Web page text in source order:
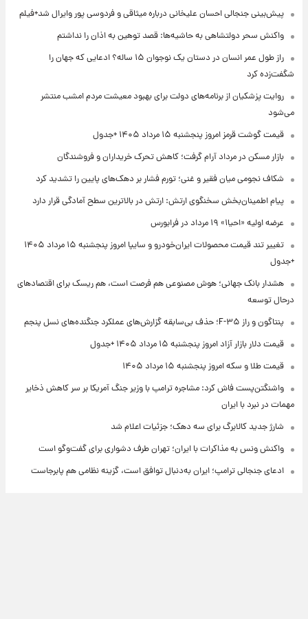
پیش‌بینی جنجالی احسان علیخانی درباره میثاقی و فردوسی پور وایرال شد+فیلم
واکنش سحر دولتشاهی به حاشیه‌ها: قصد توهین به اذان را نداشتم
راز طول عمر انسان در دستان یک نوجوان ۱۵ ساله؟ ادعایی که جهان را
شگفت‌زده کرد
روایت پزشکیان از برنامه‌های دولت برای بهبود معیشت مردم امشب منتشر
می‌شود
قیمت گوشت قرمز امروز پنجشنبه ۱۵ مرداد ۱۴۰۵ +جدول
بازار مسکن در مرداد آرام گرفت؛ کاهش تحرک خریداران و فروشندگان
شکاف نجومی میان فقیر و غنی؛ تورم فشار بر دهک‌های پایین را تشدید کرد
پیام اطمینان‌بخش سخنگوی ارتش: ارتش در بالاترین سطح آمادگی قرار دارد
عرضه اولیه «احیا۱» ۱۹ مرداد در فرابورس
تغییر تند قیمت محصولات ایران‌خودرو و سایپا امروز پنجشنبه ۱۵ مرداد ۱۴۰۵
+جدول
هشدار بانک جهانی؛ هوش مصنوعی هم فرصت است، هم ریسک برای اقتصادهای
درحال توسعه
پنتاگون و راز F-۳۵؛ حذف بی‌سابقه گزارش‌های عملکرد جنگنده‌های نسل پنجم
قیمت دلار بازار آزاد امروز پنجشنبه ۱۵ مرداد ۱۴۰۵ +جدول
قیمت طلا و سکه امروز پنجشنبه ۱۵ مرداد ۱۴۰۵
واشنگتن‌پست فاش کرد: مشاجره ترامپ با وزیر جنگ آمریکا بر سر کاهش ذخایر
مهمات در نبرد با ایران
شارژ جدید کالابرگ برای سه دهک؛ جزئیات اعلام شد
واکنش ونس به مذاکرات با ایران؛ تهران طرف دشواری برای گفت‌وگو است
ادعای جنجالی ترامپ؛ ایران به‌دنبال توافق است، گزینه نظامی هم پابرجاست